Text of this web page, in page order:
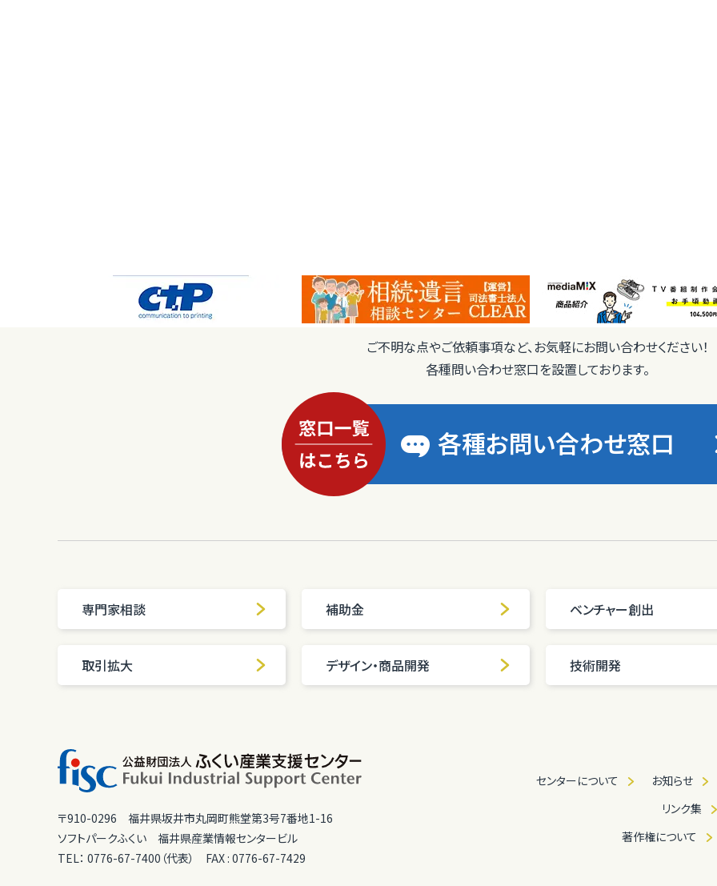
ご不明な点やご依頼事項など、お気軽にお問い合わせください！
各種問い合わせ窓口を設置しております。
各種お問い合わせ窓口
専門家相談 補助金 ベンチャー創出
取引拡大 デザイン・商品開発 技術開発
〒910-0296 福井県坂井市丸岡町熊堂第3号7番地1-16
ソフトパークふくい 福井県産業情報センタービル
TEL： 0776-67-7400（代表） FAX : 0776-67-7429
センターについて お知らせ
リンク集
著作権について